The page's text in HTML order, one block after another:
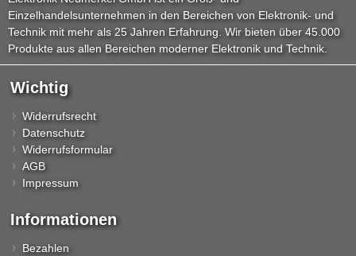
Einzelhandelsunternehmen in den Bereichen von Elektronik- und
Technik mit mehr als 25 Jahren Erfahrung. Wir bieten über 45.000
Produkte aus allen Bereichen moderner Elektronik und Technik.
Wichtig
Widerrufsrecht
Datenschutz
Widerrufsformular
AGB
Impressum
Informationen
Bezahlen